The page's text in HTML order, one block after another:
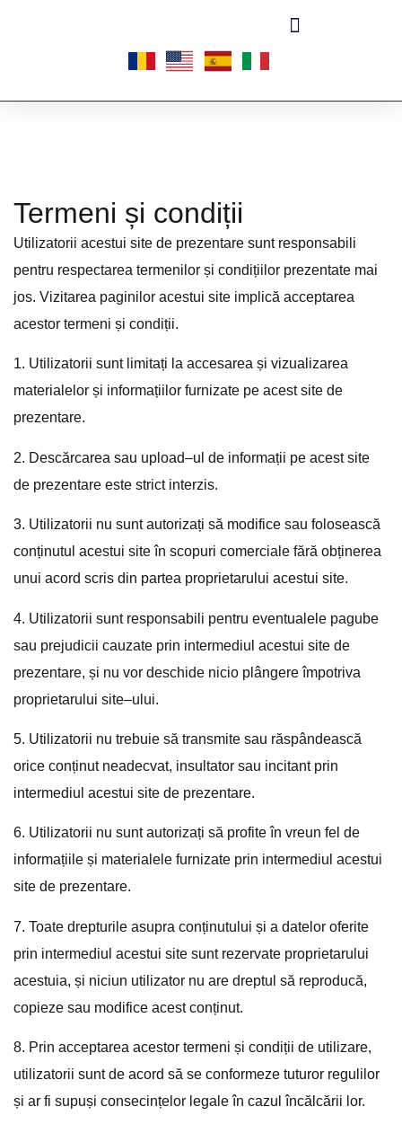
Termeni și condiții
Util izatorii acestui site de prezentare suntresponsabili
pentru respectarea termenil or și condițiil or prezentate mai
jos. Vizitarea paginil or acestui site impl ică acceptarea
acestor termeni și condiții.
1. Util izatorii suntlimitați la accesarea și vizual izarea
material el or și informațiil or furnizate pe acestsite de
prezentare.
2. Descărcarea sau upload–ul de informații pe acestsite
de prezentare este strictinterzis.
3. Util izatorii nu suntautorizați să modifice sau fol osească
conținutul acestui siteîn scopuri comercial e fără obținerea
unui acord scris din partea proprietarul ui acestui site.
4. Util izatorii suntresponsabili pentru eventual ele pagube
sau prejudicii cauzate prin intermediul acestui site de
prezentare, și nu vor deschide nicio pl ângereîmpotriva
proprietarul ui site–ul ui.
5. Util izatorii nu trebuie să transmite sau răspândească
orice conținutneadecvat, insultator sau incitantprin
intermediul acestui site de prezentare.
6. Util izatorii nu suntautorizați să profiteîn vreun fel de
informațiile și material ele furnizate prin intermediul acestui
site de prezentare.
7. Toate drepturile asupra conținutul ui și a date lor oferite
prin intermediul acestui site suntrezervate proprietarul ui
acestuia, și niciun util izator nu are dreptul să reproducă,
copieze sau modifice acestconținut.
8. Prin acceptarea acestor termeni și condiții de util izare,
util izatorii suntde acord să se conformeze tuturor regul il or
și ar fi supuși consecințel or legaleîn cazul încă lcării or.